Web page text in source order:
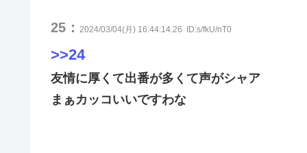
25： 2024/03/04(月) 16:44:14.26 ID:s/fkU/nT0
>>24
友情に厚くて出番が多くて声がシャア
まぁカッコいいですわな